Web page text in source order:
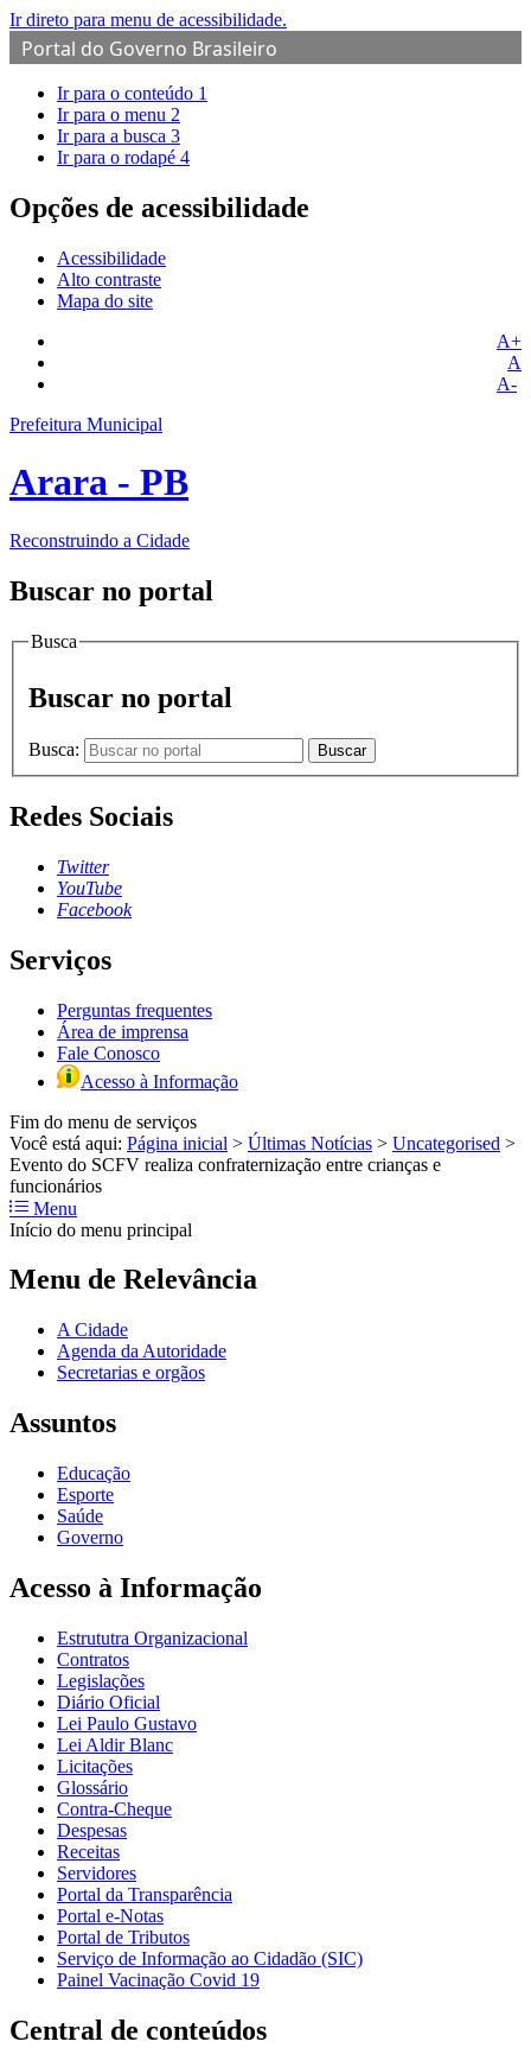
Ir direto para menu de acessibilidade.
Portal do Governo Brasileiro
Ir para o conteúdo 1
Ir para o menu 2
Ir para a busca 3
Ir para o rodapé 4
Opções de acessibilidade
Acessibilidade
Alto contraste
Mapa do site
A+
A
A-
Prefeitura Municipal
Arara - PB
Reconstruindo a Cidade
Buscar no portal
Busca
Buscar no portal
Busca: Buscar
Redes Sociais
Twitter
YouTube
Facebook
Serviços
Perguntas frequentes
Área de imprensa
Fale Conosco
Acesso à Informação
Fim do menu de serviços
Você está aqui: Página inicial > Últimas Notícias > Uncategorised >
Evento do SCFV realiza confraternização entre crianças e
funcionários
Menu
Início do menu principal
Menu de Relevância
A Cidade
Agenda da Autoridade
Secretarias e orgãos
Assuntos
Educação
Esporte
Saúde
Governo
Acesso à Informação
Estrututra Organizacional
Contratos
Legislações
Diário Oficial
Lei Paulo Gustavo
Lei Aldir Blanc
Licitações
Glossário
Contra-Cheque
Despesas
Receitas
Servidores
Portal da Transparência
Portal e-Notas
Portal de Tributos
Serviço de Informação ao Cidadão (SIC)
Painel Vacinação Covid 19
Central de conteúdos